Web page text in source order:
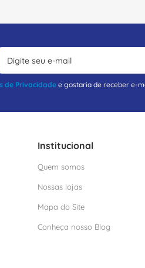
de Privacidadee gostaria de receber e-
Institucional
Quem somos
Nossas lojas
Mapa do Site
Conheça nosso Blog